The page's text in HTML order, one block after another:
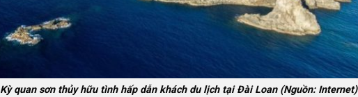
Kỳ quan sơn thủy hữu tình hấp dẫn khách du lịch tại​ Đài Loan (Nguồn: Internet)